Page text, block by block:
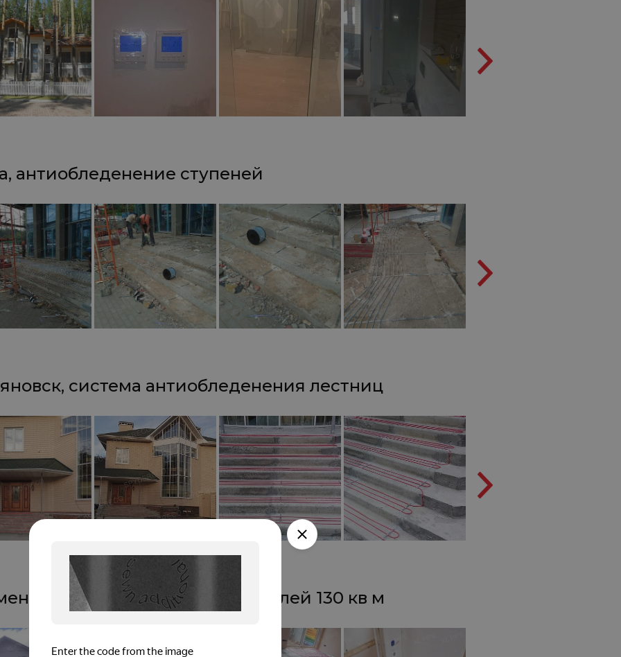
антиобледенение ступеней
система антиобледенения лестниц
XL PIPE, дача из СИП-панелей 130 кв м